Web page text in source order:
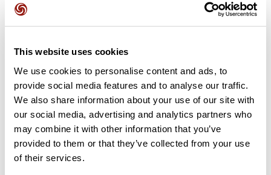
This website uses cookies
We use cookies to personalise content and ads, to
provide social media features and to analyse our traffic.
We also share information about your use of our site with
our social media, advertising and analytics partners who
may combine it with other information that you’ve
provided to them or that they’ve collected from your use
of their services.
Opiniones de los usuarios
Este recorrido aún no contiene opiniones. ¿Ya lo has
Añadir una opinión